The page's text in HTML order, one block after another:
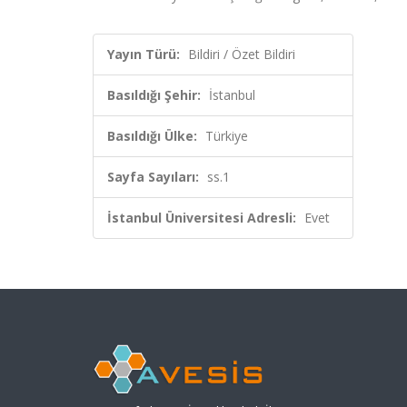
Yayın Türü: Bildiri / Özet Bildiri
Basıldığı Şehir: İstanbul
Basıldığı Ülke: Türkiye
Sayfa Sayıları: ss.1
İstanbul Üniversitesi Adresli: Evet